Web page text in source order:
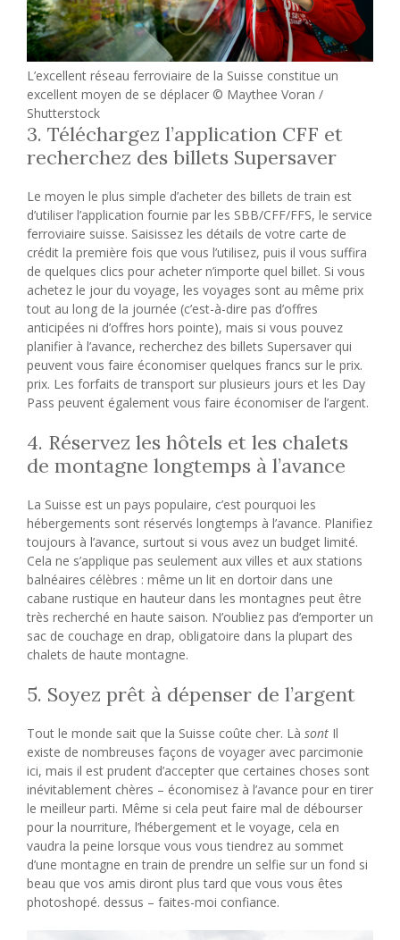
L’excellent réseau ferroviaire de la Suisse constitue un
excellent moyen de se déplacer © Maythee Voran /
Shutterstock
3. Téléchargez l’application CFF et
recherchez des billets Supersaver
Le moyen le plus simple d’acheter des billets de train est
d’utiliser l’application fournie par les SBB/CFF/FFS, le service
ferroviaire suisse. Saisissez les détails de votre carte de
crédit la première fois que vous l’utilisez, puis il vous suffira
de quelques clics pour acheter n’importe quel billet. Si vous
achetez le jour du voyage, les voyages sont au même prix
tout au long de la journée (c’est-à-dire pas d’offres
anticipées ni d’offres hors pointe), mais si vous pouvez
planifier à l’avance, recherchez des billets Supersaver qui
peuvent vous faire économiser quelques francs sur le prix.
prix. Les forfaits de transport sur plusieurs jours et les Day
Pass peuvent également vous faire économiser de l’argent.
4. Réservez les hôtels et les chalets
de montagne longtemps à l’avance
La Suisse est un pays populaire, c’est pourquoi les
hébergements sont réservés longtemps à l’avance. Planifiez
toujours à l’avance, surtout si vous avez un budget limité.
Cela ne s’applique pas seulement aux villes et aux stations
balnéaires célèbres : même un lit en dortoir dans une
cabane rustique en hauteur dans les montagnes peut être
très recherché en haute saison. N’oubliez pas d’emporter un
sac de couchage en drap, obligatoire dans la plupart des
chalets de haute montagne.
5. Soyez prêt à dépenser de l’argent
Tout le monde sait que la Suisse coûte cher. Là sont Il
existe de nombreuses façons de voyager avec parcimonie
ici, mais il est prudent d’accepter que certaines choses sont
inévitablement chères – économisez à l’avance pour en tirer
le meilleur parti. Même si cela peut faire mal de débourser
pour la nourriture, l’hébergement et le voyage, cela en
vaudra la peine lorsque vous vous tiendrez au sommet
d’une montagne en train de prendre un selfie sur un fond si
beau que vos amis diront plus tard que vous vous êtes
photoshopé. dessus – faites-moi confiance.